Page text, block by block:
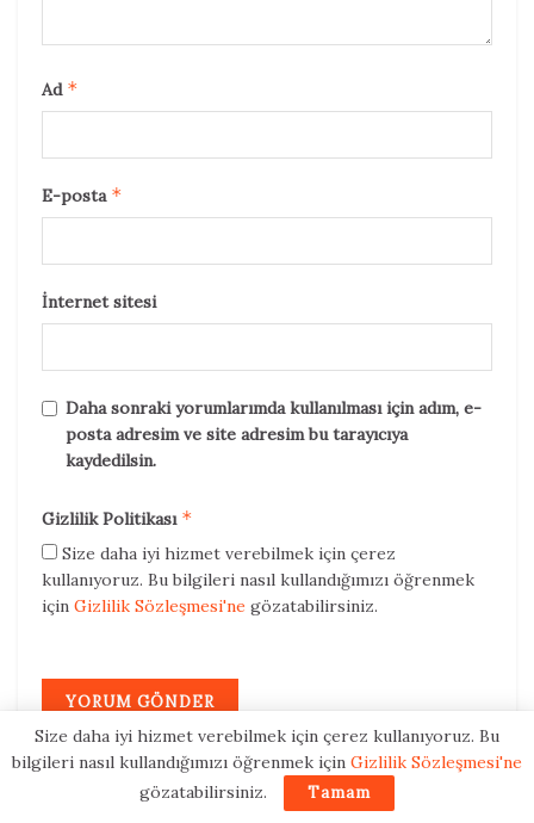
Ad *
E-posta *
İnternet sitesi
Daha sonraki yorumlarımda kullanılması için adım, e-
posta adresim ve site adresim bu tarayıcıya
kaydedilsin.
Gizlilik Politikası *
Size daha iyi hizmet verebilmek için çerez
kullanıyoruz. Bu bilgileri nasıl kullandığımızı öğrenmek
için Gizlilik Sözleşmesi'ne gözatabilirsiniz.
Size daha iyi hizmet verebilmek için çerez kullanıyoruz. Bu
bilgileri nasıl kullandığımızı öğrenmek için Gizlilik Sözleşmesi'ne
gözatabilirsiniz.
Tamam